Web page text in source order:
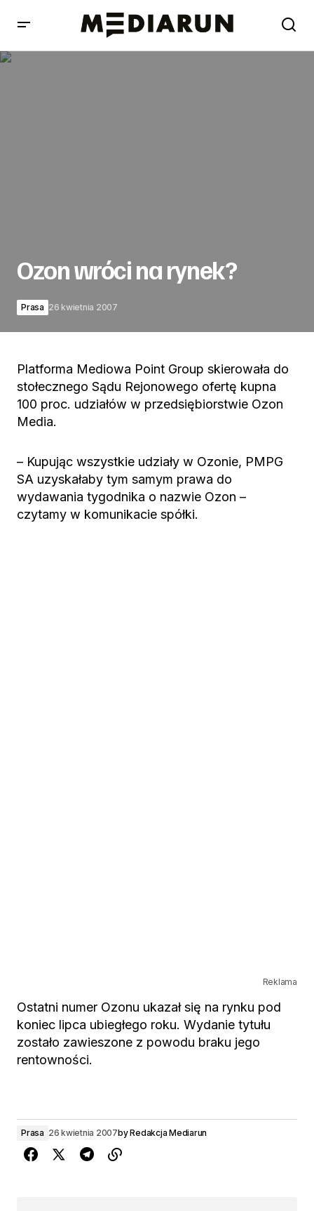
Ozon wróci na rynek?
Prasa 26 kwietnia 2007
Platforma Mediowa Point Group skierowała do
stołecznego Sądu Rejonowego ofertę kupna
100 proc. udziałów w przedsiębiorstwie Ozon
Media.
– Kupując wszystkie udziały w Ozonie, PMPG
SA uzyskałaby tym samym prawa do
wydawania tygodnika o nazwie Ozon –
czytamy w komunikacie spółki.
Reklama
Ostatni numer Ozonu ukazał się na rynku pod
koniec lipca ubiegłego roku. Wydanie tytułu
zostało zawieszone z powodu braku jego
rentowności.
Prasa 26 kwietnia 2007byRedakcja Mediarun